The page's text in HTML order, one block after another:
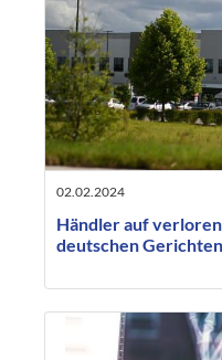
02.02.2024
Händler auf
deutschen